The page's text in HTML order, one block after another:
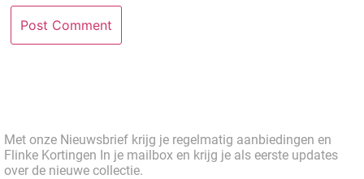
Met onze Nieuwsbrief krijg je regelmatig aanbiedingen en
Flinke Kortingen In je mailbox en krijg je als eerste updates
over de nieuwe collectie.